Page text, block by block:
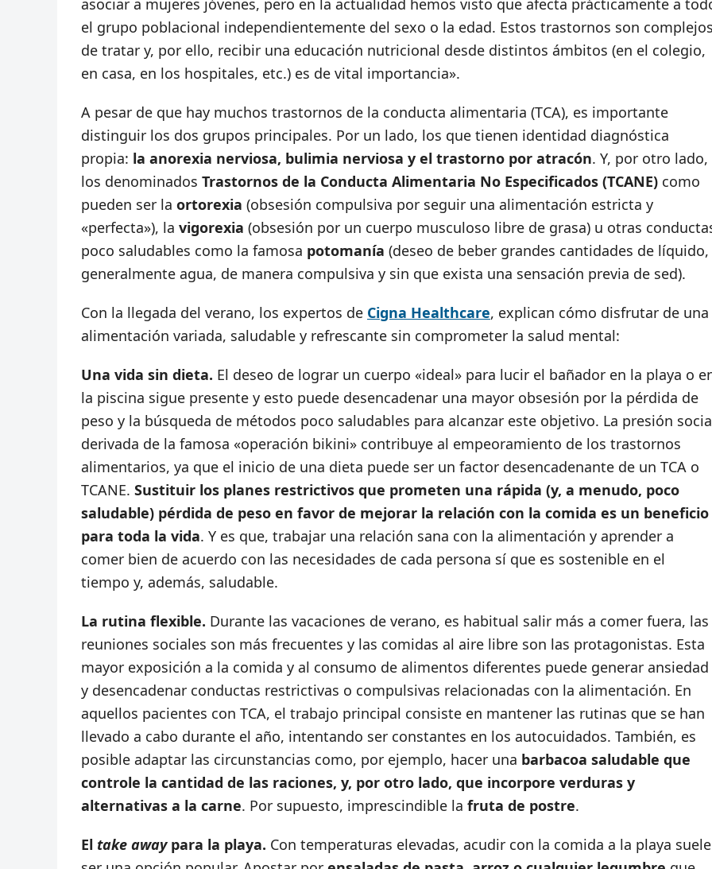
asociar a mujeres jóvenes, pero en la actualidad hemos visto que afecta prácticamente a
el grupo poblacional independientemente del sexo o la edad. Estos trastornos son
de tratar y, por ello, recibir una educación nutricional desde distintos ámbitos (en el colegio,
en casa, en los hospitales, etc.) es de vital importancia».
A pesar de que hay muchos trastornos de la conducta alimentaria (TCA), es importante
distinguir los dos grupos principales. Por un lado, los que tienen identidad diagnóstica
propia: la anorexia nerviosa, bulimia nerviosa y el trastorno por atracón. Y, por otro lado,
los denominados Trastornos de la Conducta Alimentaria No Especificados (TCANE) como
pueden ser la ortorexia (obsesión compulsiva por seguir una alimentación estricta y
«perfecta»), la vigorexia (obsesión por un cuerpo musculoso libre de grasa) u otras
poco saludables como la famosa potomanía (deseo de beber grandes cantidades de líquido,
generalmente agua, de manera compulsiva y sin que exista una sensación previa de sed).
Con la llegada del verano, los expertos de Cigna Healthcare, explican cómo disfrutar de una
alimentación variada, saludable y refrescante sin comprometer la salud mental:
Una vida sin dieta. El deseo de lograr un cuerpo «ideal» para lucir el bañador en la playa o
la piscina sigue presente y esto puede desencadenar una mayor obsesión por la pérdida de
peso y la búsqueda de métodos poco saludables para alcanzar este objetivo. La presión
derivada de la famosa «operación bikini» contribuye al empeoramiento de los trastornos
alimentarios, ya que el inicio de una dieta puede ser un factor desencadenante de un TCA o
TCANE. Sustituir los planes restrictivos que prometen una rápida (y, a menudo, poco
saludable) pérdida de peso en favor de mejorar la relación con la comida es un beneficio
para toda la vida. Y es que, trabajar una relación sana con la alimentación y aprender a
comer bien de acuerdo con las necesidades de cada persona sí que es sostenible en el
tiempo y, además, saludable.
La rutina flexible. Durante las vacaciones de verano, es habitual salir más a comer fuera, las
reuniones sociales son más frecuentes y las comidas al aire libre son las protagonistas. Esta
mayor exposición a la comida y al consumo de alimentos diferentes puede generar ansiedad
y desencadenar conductas restrictivas o compulsivas relacionadas con la alimentación. En
aquellos pacientes con TCA, el trabajo principal consiste en mantener las rutinas que se han
llevado a cabo durante el año, intentando ser constantes en los autocuidados. También, es
posible adaptar las circunstancias como, por ejemplo, hacer una barbacoa saludable que
controle la cantidad de las raciones, y, por otro lado, que incorpore verduras y
alternativas a la carne. Por supuesto, imprescindible la fruta de postre.
El take awaypara la playa. Con temperaturas elevadas, acudir con la comida a la playa suele